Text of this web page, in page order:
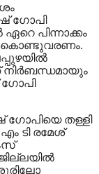
ഗോപി
പിന്നാക്കം
കൊണ്ടുവരണം.
തള്ളി
ടി രമേശ്